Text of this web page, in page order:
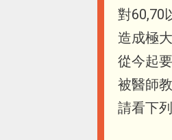
對60,70
造成極
從今起
被醫師
請看下